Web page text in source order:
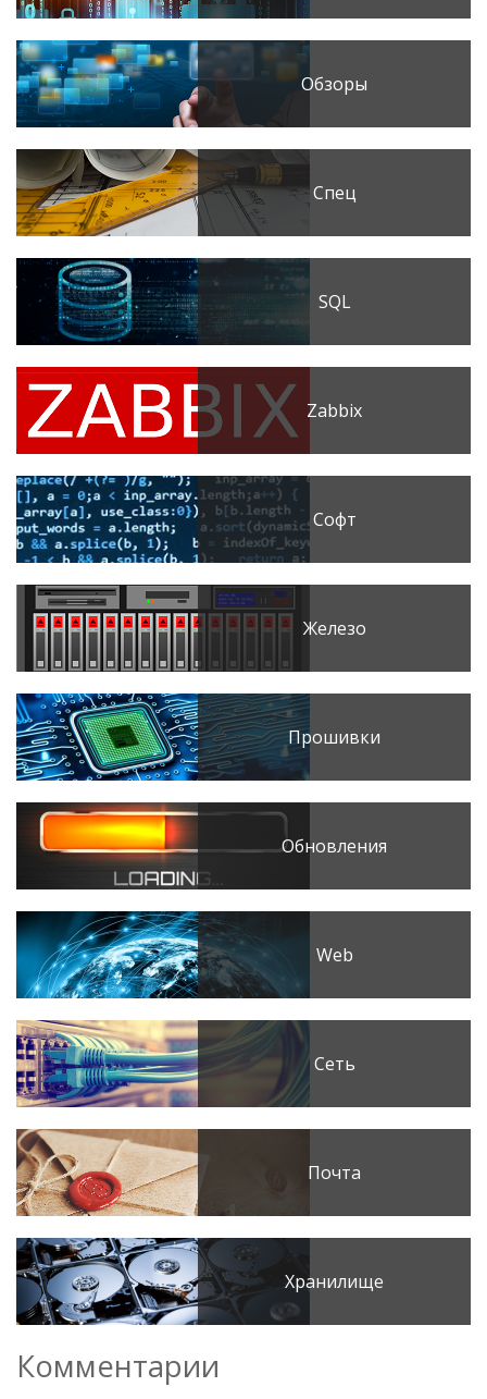
Обзоры
Спец
SQL
Zabbix
Софт
Железо
Прошивки
Обновления
Web
Сеть
Почта
Хранилище
Комментарии